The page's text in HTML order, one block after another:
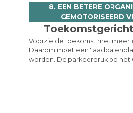
(met reflectoren), paaltjes, ...
vermeden.
8. EEN BETERE
GEMOTORISEERD
Voorzie de toekomst met meer
Daarom moet een
worden. De parkeerdruk op het